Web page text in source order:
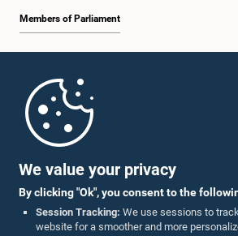
We value your privacy
By clicking "Ok", you consent to the
Session Tracking: We use sessions to
website for a smoother and more
Members of Parliament
Parliament Mobile App
Follow Us On :